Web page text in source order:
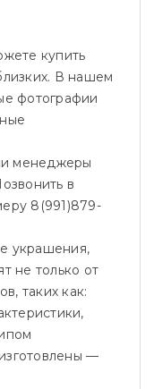
купить
В нашем
фотографии
менеджеры
в
8(991)879-
украшения,
не только от
таких как:
—